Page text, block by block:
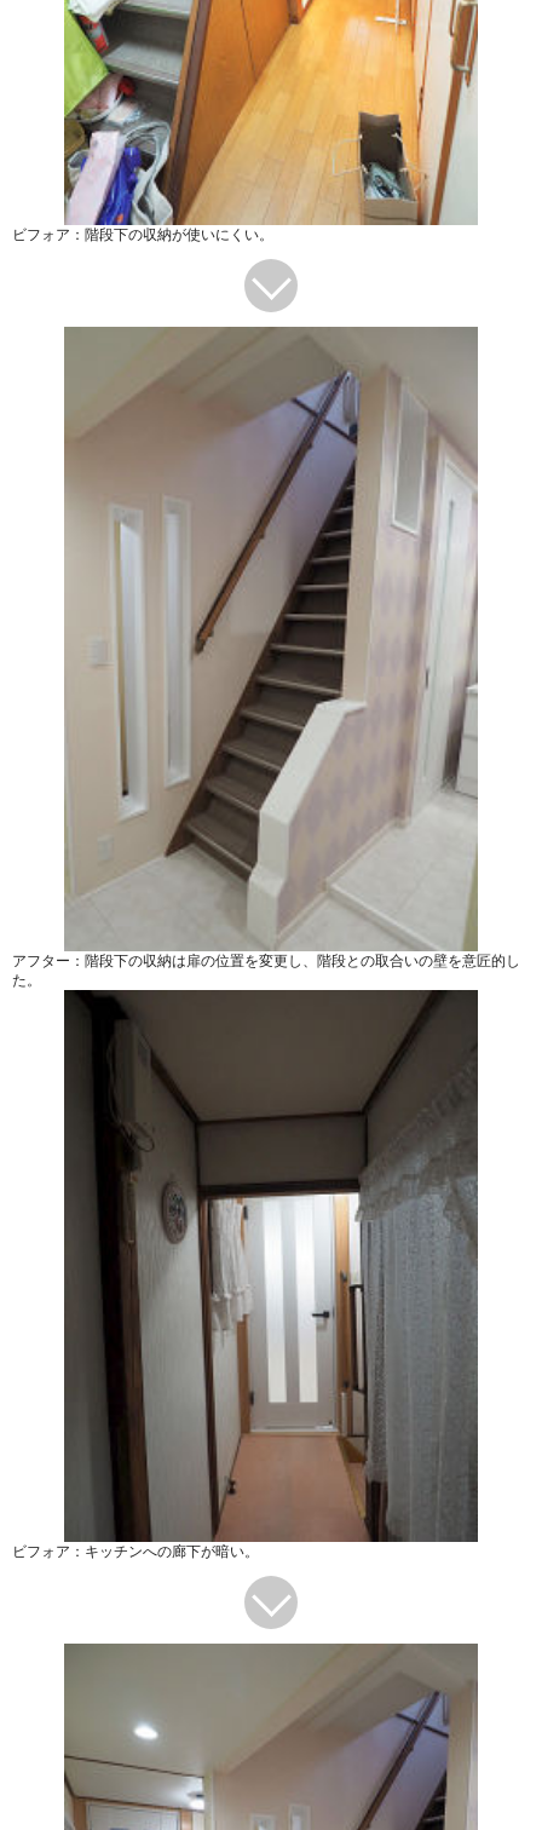
ビフォア：階段下の収納が使いにくい。
アフター：階段下の収納は扉の位置を変更し、階段との取合いの壁を意匠的し
た。
ビフォア：キッチンへの廊下が暗い。